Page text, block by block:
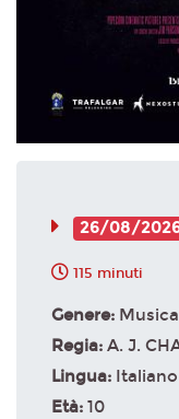
26/08/
115 minuti
Genere:
Regia: A. J.
Lingua: Italiano
Età: 10